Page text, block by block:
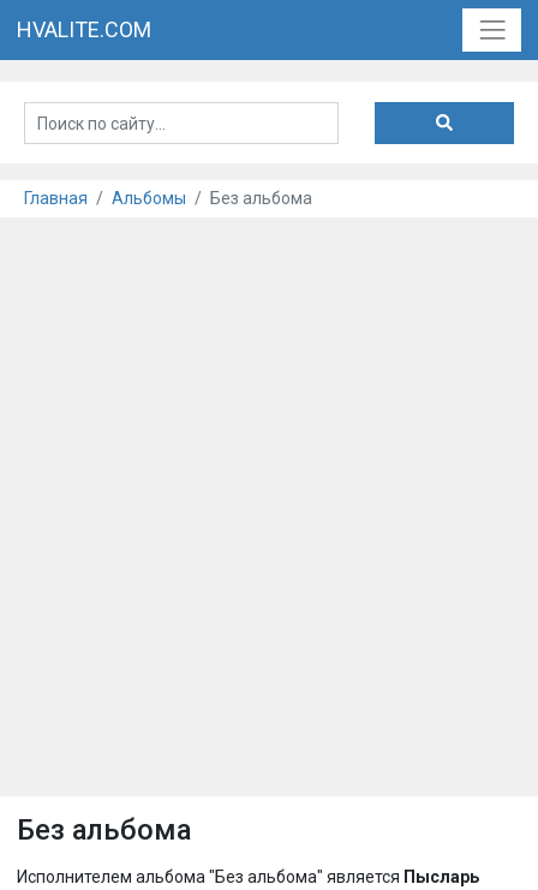
HVALITE.COM
Главная Альбомы Без альбома
Без альбома
Исполнителем альбома "Без альбома" является Пысларь